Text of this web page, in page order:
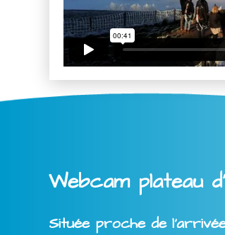
Webcam plateau
Située proche de